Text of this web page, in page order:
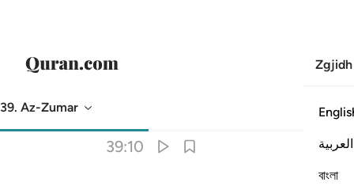
العربية
বাংলা
39. Az-Zumar
39:10